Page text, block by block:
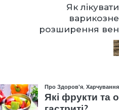
Як лікувати
варикозне
розширення вен